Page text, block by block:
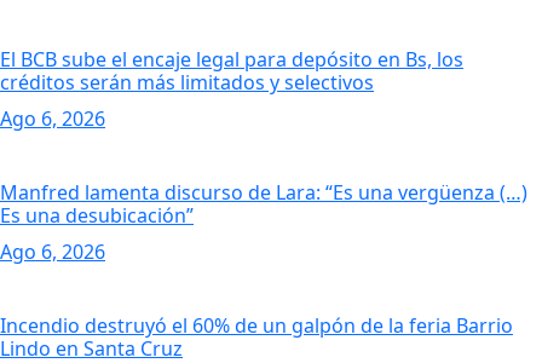
El BCB sube el encaje legal para depósito en Bs, los
créditos serán más limitados y selectivos
Ago 6, 2026
Manfred lamenta discurso de Lara: “Es una vergüenza (…)
Es una desubicación”
Ago 6, 2026
Incendio destruyó el 60% de un galpón de la feria Barrio
Lindo en Santa Cruz